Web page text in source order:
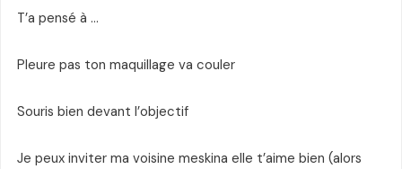
T’a pensé à …
Pleure pas ton maquillage va couler
Souris bien devant l’objectif
Je peux inviter ma voisine meskina elle t’aime bien (alors